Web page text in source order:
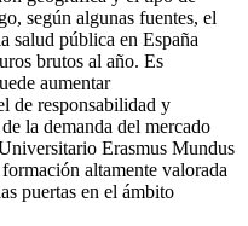
según algunas fuentes, el
salud pública en España
brutos al año. Es
aumentar
de responsabilidad y
la demanda del mercado
Erasmus Mundus
altamente valorada
puertas en el ámbito